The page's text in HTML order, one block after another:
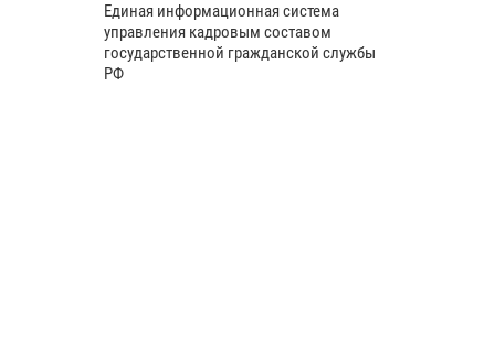
Единая информационная система
управления кадровым составом
государственной гражданской службы
РФ